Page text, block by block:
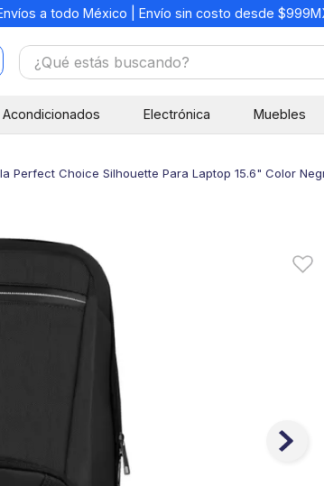
a todo México | Envío sin costo desde
¿Qué estás buscando?
Acondicionados Electrónica Muebles
Perfect Choice Silhouette Para Laptop 15.6" Color
colores
6.
boligrafo
escritorio
sacapuntas